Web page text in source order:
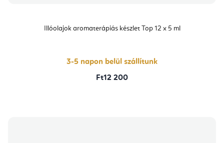
Illóolajok aromaterápiás készlet Top 12 x 5 ml
3-5 napon belül szállítunk
Ft12 200